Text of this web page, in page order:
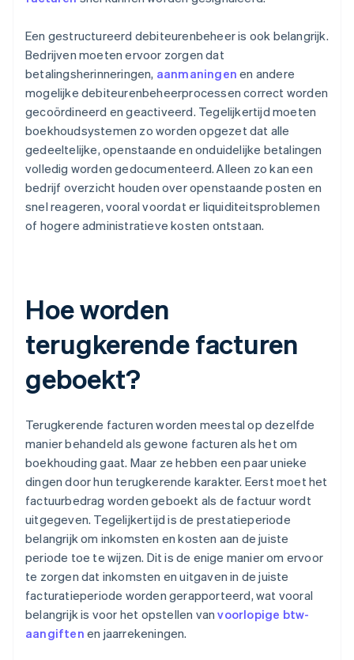
Een gestructureerd debiteurenbeheer is ook belangrijk.
Bedrijven moeten ervoor zorgen dat
betalingsherinneringen, aanmaningen en andere
mogelijke debiteurenbeheerprocessen correct worden
gecoördineerd en geactiveerd. Tegelijkertijd moeten
boekhoudsystemen zo worden opgezet dat alle
gedeeltelijke, openstaande en onduidelijke betalingen
volledig worden gedocumenteerd. Alleen zo kan een
bedrijf overzicht houden over openstaande posten en
snel reageren, vooral voordat er liquiditeitsproblemen
of hogere administratieve kosten ontstaan.
Hoe worden
terugkerende facturen
geboekt?
Terugkerende facturen worden meestal op dezelfde
manier behandeld als gewone facturen als het om
boekhouding gaat. Maar ze hebben een paar unieke
dingen door hun terugkerende karakter. Eerst moet het
factuurbedrag worden geboekt als de factuur wordt
uitgegeven. Tegelijkertijd is de prestatieperiode
belangrijk om inkomsten en kosten aan de juiste
periode toe te wijzen. Dit is de enige manier om ervoor
te zorgen dat inkomsten en uitgaven in de juiste
facturatieperiode worden gerapporteerd, wat vooral
belangrijk is voor het opstellen vanvoorlopige btw-
aangiften en jaarrekeningen.